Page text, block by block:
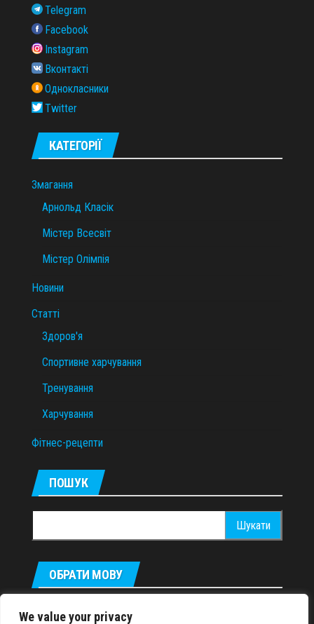
We value your privacy
Telegram
Facebook
Instagram
Вконтакті
Однокласники
Twitter
КАТЕГОРІЇ
Змагання
Арнольд Класік
Містер Всесвіт
Містер Олімпія
Новини
Статті
Здоров'я
Спортивне харчування
Тренування
Харчування
Фітнес-рецепти
ПОШУК
ОБРАТИ МОВУ
Русский